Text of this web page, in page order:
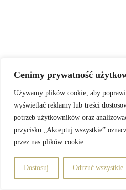
Cenimy prywatność
Używamy plików cookie, aby
wyświetlać reklamy lub treści
potrzeb użytkowników oraz
przycisku „Akceptuj wszystkie”
przez nas plików cookie.
Dostosuj Odrzuć wszystkie